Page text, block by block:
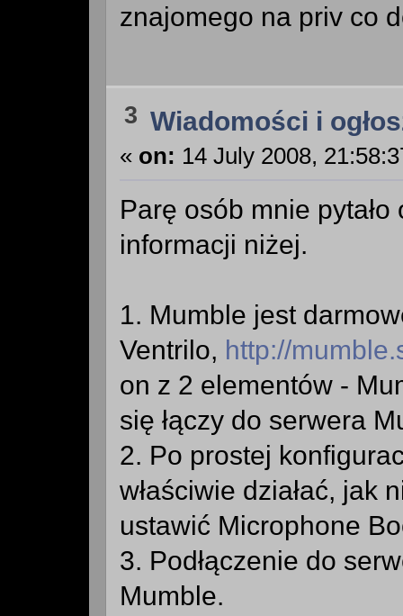
znajomego na priv co
3 Wiadomości i
« on: 14 July 2008,
Parę osób mnie
informacji niżej.
1. Mumble jest
Ventrilo, http://
on z 2 elementów -
się łączy do serwera
2. Po prostej
właściwie działać, jak
ustawić Microphone
3. Podłączenie do
Mumble.